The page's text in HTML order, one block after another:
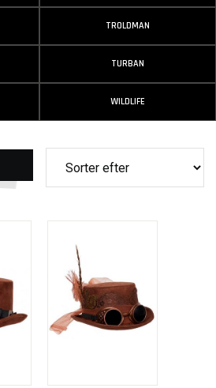
TROLDMAN
TURBAN
WILDLIFE